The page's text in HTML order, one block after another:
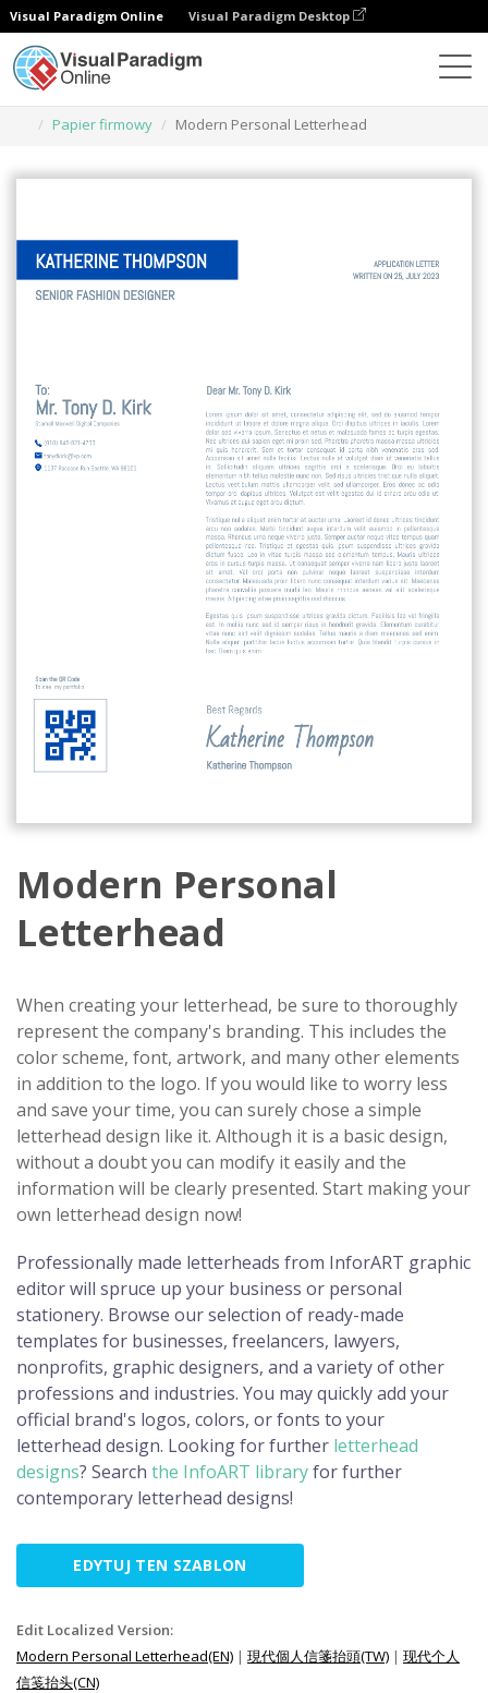
Visual Paradigm Online Visual Paradigm Desktop
Papier firmowy
Modern Personal Letterhead
Modern Personal
Letterhead
When creating your letterhead, be sure to thoroughly
represent the company's branding. This includes the
color scheme, font, artwork, and many other elements
in addition to the logo. If you would like to worry less
and save your time, you can surely chose a simple
letterhead design like it. Although it is a basic design,
without a doubt you can modify it easily and the
information will be clearly presented. Start making your
own letterhead design now!
Professionally made letterheads from InforART graphic
editor will spruce up your business or personal
stationery. Browse our selection of ready-made
templates for businesses, freelancers, lawyers,
nonprofits, graphic designers, and a variety of other
professions and industries. You may quickly add your
official brand's logos, colors, or fonts to your
letterhead design. Looking for further letterhead
designs? Search the InfoART libraryfor further
contemporary letterhead designs!
EDYTUJ TEN SZABLON
Edit Localized Version:
Modern Personal Letterhead(EN) | 現代個人信箋抬頭(TW) | 现代个人
信笺抬头(CN)